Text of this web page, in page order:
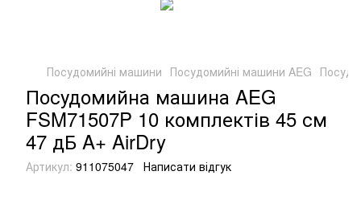
Посудомийні машини Посудомийні машини AEG
Посудомийна машина AEG
FSM71507P 10 комплектів 45 см
47 дБ A+ AirDry
Артикул: 911075047 Написати відгук